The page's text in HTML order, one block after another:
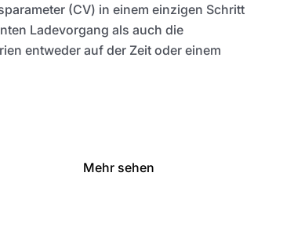
(CV) in einem einzigen Schritt
Ladevorgang als auch die
entweder auf der Zeit oder einem
Mehr sehen